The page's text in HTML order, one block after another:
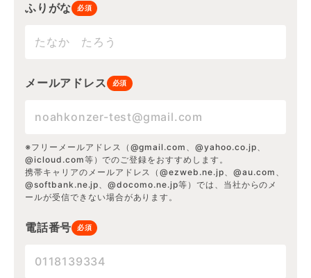
ふりがな 必須
メールアドレス 必須
※フリーメールアドレス（@gmail.com、@yahoo.co.jp、
@icloud.com等）でのご登録をおすすめします。
携帯キャリアのメールアドレス（@ezweb.ne.jp、@au.com、
@softbank.ne.jp、@docomo.ne.jp等）では、当社からのメ
ールが受信できない場合があります。
電話番号 必須